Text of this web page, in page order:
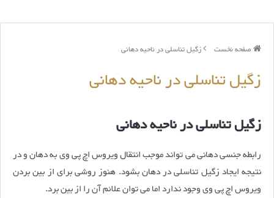
صفحه نخست زگیل تناسلی در ناحیه دهانی
زگیل تناسلی در ناحیه دهانی
زگیل تناسلی در ناحیه دهانی
رابطه جنسی دهانی می تواند موجب انتقال ویروس اچ پی وی به دهان و در
نتیجه ایجاد زگیل تناسلی در دهان بشود. هنوز روشی برای از بین بردن
ویروس اچ پی وی وجود ندارد اما می توان علائم آن را از بین برد.